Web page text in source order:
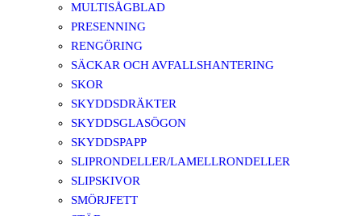
MULTISÅGBLAD
PRESENNING
RENGÖRING
SÄCKAR OCH AVFALLSHANTERING
SKOR
SKYDDSDRÄKTER
SKYDDSGLASÖGON
SKYDDSPAPP
SLIPRONDELLER/LAMELLRONDELLER
SLIPSKIVOR
SMÖRJFETT